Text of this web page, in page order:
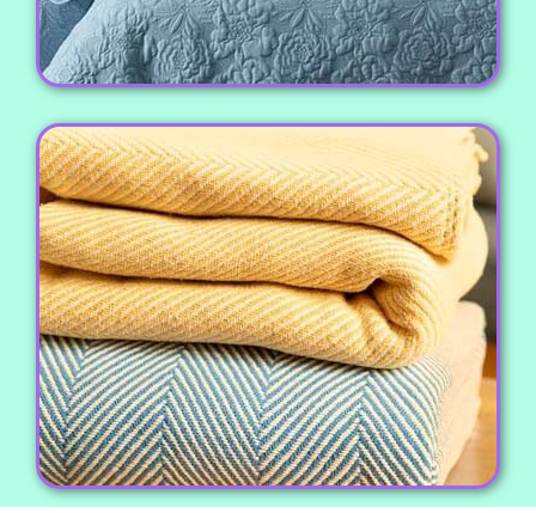
مشاهده محصول
پتو مسافرتی
پتو های مسافرتی نخی و ژله ای تک و دونفره ایرانی و
وارداتی، سبک و زیبا، با رنگ و طرح های متنوع، مناسب
برای تمامی سلیقه ها.
مشاهده محصول